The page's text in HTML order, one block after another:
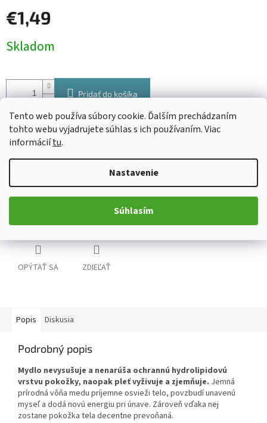
Tento web používa súbory cookie. Ďalším prechádzaním
tohto webu vyjadrujete súhlas s ich používaním. Viac
informáciítu.
Nastavenie
Súhlasím
€1,49
cena:
Skladom
Pridať do košíka
Tradičné grécke olivové mydlo Knossos s vôňou vanilky výborne
čistí a zároveň zjemňuje pokožku celého tela.
všetky typy pleti a vďaka jeho šetrnému zloženiu ho môžete bez obáv
použiť aj na tvár. Mydlo obsahuje vysoký podiel krétskeho olivového
oleja, ktorý vďaka svojim vynikajúcim hydratačným schopnostiam
používajú obyvatelia oblastí okolo Stredozemného mora už celé
OPÝTAŤ SA ZDIEĽAŤ
Popis Diskusia
Podrobný popis
Mydlo nevysušuje a nenarúša ochrannú hydrolipidovú
vrstvu pokožky, naopak pleť vyživuje a zjemňuje. Jemná
prírodná vôňa medu príjemne osvieži telo, povzbudí unavenú
myseľ a dodá novú energiu pri únave. Zároveň vďaka nej
zostane pokožka tela decentne prevoňaná.